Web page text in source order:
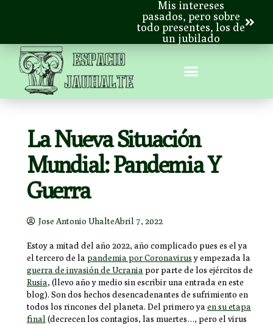
Mis intereses
pasados, pero sobre
todo presentes, los de
un jubilado
La Nueva Situación
Mundial: Pandemia Y
Guerra
Jose Antonio UhalteAbril 7, 2022
Estoy a mitad del año 2022, año complicado pues es el ya
el tercero de la pandemia por Coronavirusy empezada la
guerra de invasión de Ucrania por parte de los ejércitos de
Rusia, (llevo año y medio sin escribir una entrada en este
blog). Son dos hechos desencadenantes de sufrimiento en
todos los rincones del planeta. Del primero ya en su etapa
final (decrecen los contagios, las muertes…, pero el virus